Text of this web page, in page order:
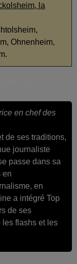
la
Ohnenheim,
en chef des
de ses traditions,
journaliste
passe dans sa
en
en
a intégré Top
de ses
les flashs et les